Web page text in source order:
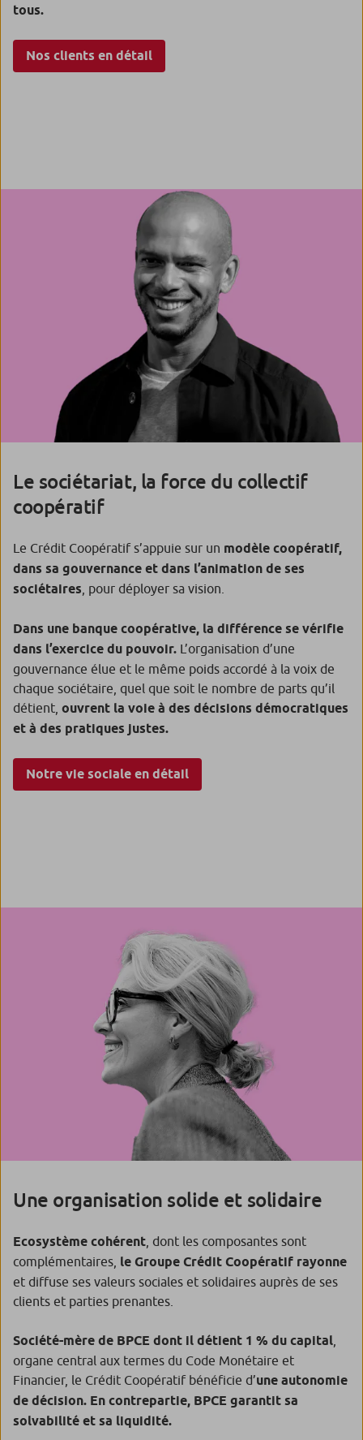
tous.
Nos clients en détail
Le sociétariat, la force du collectif
coopératif
Le Crédit Coopératif s’appuie sur un modèle coopératif,
dans sa gouvernance et dans l’animation de ses
sociétaires , pour déployer sa vision.
Dans une banque coopérative, la différence se vérifie
dans l’exercice du pouvoir. L’organisation d’une
gouvernance élue et le même poids accordé à la voix de
chaque sociétaire, quel que soit le nombre de parts qu’il
détient, ouvrent la voie à des décisions démocratiques
et à des pratiques justes.
Notre vie sociale en détail
Une organisation solide et solidaire
Ecosystème cohérent , dont les composantes sont
complémentaires, le Groupe Crédit Coopératif rayonne
et diffuse ses valeurs sociales et solidaires auprès de ses
clients et parties prenantes.
Société-mère de BPCE dont il détient 1 % du capital
organe central aux termes du Code Monétaire et
Financier, le Crédit Coopératif bénéficie d’une autonomie
de décision. En contrepartie, BPCE garantit sa
solvabilité et sa liquidité.